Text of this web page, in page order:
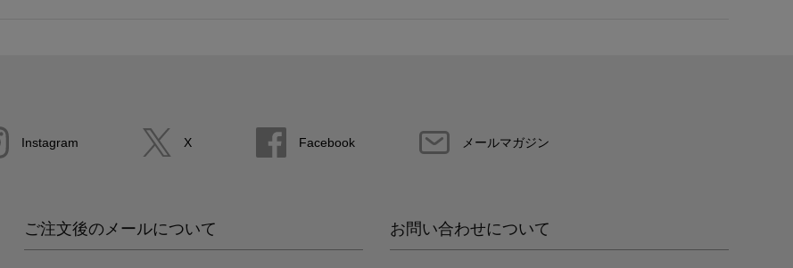
Instagram X Facebook メールマガジン
ご注文後のメールについて お問い合わせについて